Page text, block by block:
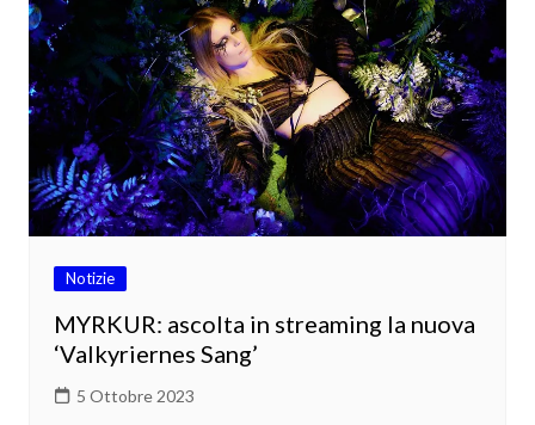
Notizie
MYRKUR: ascolta in streaming la nuova
‘Valkyriernes Sang’
5 Ottobre 2023